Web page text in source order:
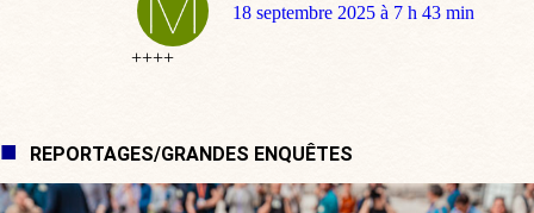
dit
18 septembre 2025 à 7 h 43 min
++++
REPORTAGES/GRANDES ENQUÊTES